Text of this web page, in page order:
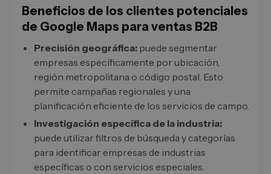
Beneficios de los clientes potenciales
de Google Maps para ventas B2B
Precisión geográfica: puede segmentar
empresas específicamente por ubicación,
región metropolitana o código postal. Esto
permite campañas regionales y una
planificación eficiente de los servicios de campo.
Investigación específica de la industria:
puede utilizar filtros de búsqueda y categorías
para identificar empresas de industrias
específicas o con servicios especiales.